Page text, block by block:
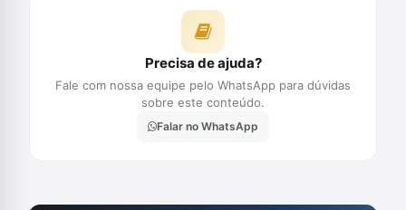
Precisa de ajuda?
Fale com nossa equipe pelo WhatsApp para dúvidas
sobre este conteúdo.
Falar no WhatsApp